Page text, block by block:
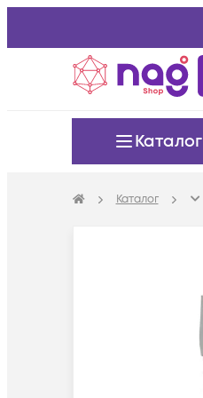
Каталог
Каталог